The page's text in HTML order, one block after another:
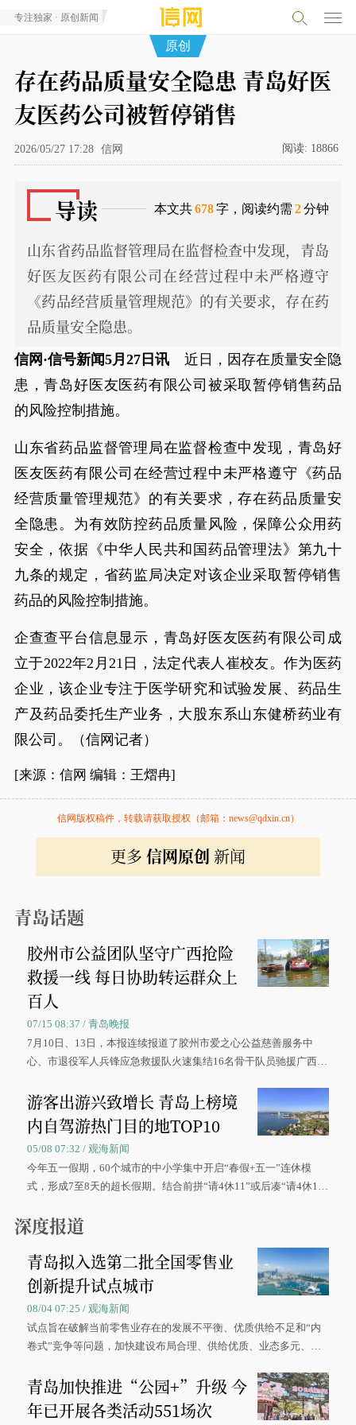
专注独家 · 原创新闻
原创
存在药品质量安全隐患 青岛好医
友医药公司被暂停销售
2026/05/27 17:28 信网 阅读: 18866
导读 本文共678字，阅读约需 2分钟
山东省药品监督管理局在监督检查中发现，青岛
好医友医药有限公司在经营过程中未严格遵守
《药品经营质量管理规范》的有关要求，存在药
品质量安全隐患。
信网·信号新闻5月27日讯 近日，因存在质量安全隐
患，青岛好医友医药有限公司被采取暂停销售药品
的风险控制措施。
山东省药品监督管理局在监督检查中发现，青岛好
医友医药有限公司在经营过程中未严格遵守《药品
经营质量管理规范》的有关要求，存在药品质量安
全隐患。为有效防控药品质量风险，保障公众用药
安全，依据《中华人民共和国药品管理法》第九十
九条的规定，省药监局决定对该企业采取暂停销售
药品的风险控制措施。
企查查平台信息显示，青岛好医友医药有限公司成
立于2022年2月21日，法定代表人崔校友。作为医药
企业，该企业专注于医学研究和试验发展、药品生
产及药品委托生产业务，大股东系山东健桥药业有
限公司。（信网记者）
[来源：信网 编辑：王熠冉]
信网版权稿件，转载请获取授权（邮箱：news@qdxin.cn）
更多 信网原创 新闻
青岛话题
胶州市公益团队坚守广西抢险
救援一线 每日协助转运群众上
百人
07/15 08:37 / 青岛晚报
7月10日、13日，本报连续报道了胶州市爱之心公益慈善服务中
心、市退役军人兵锋应急救援队火速集结16名骨干队员驰援广西灾
游客出游兴致增长 青岛上榜境
内自驾游热门目的地TOP10
05/08 07:32 / 观海新闻
今年五一假期，60个城市的中小学集中开启“春假+五一”连休模
式，形成7至8天的超长假期。结合前拼“请4休11”或后凑“请4休1
深度报道
青岛拟入选第二批全国零售业
创新提升试点城市
08/04 07:25 / 观海新闻
试点旨在破解当前零售业存在的发展不平衡、优质供给不足和“内
卷式”竞争等问题，加快建设布局合理、供给优质、业态多元、智
青岛加快推进“公园+”升级 今
年已开展各类活动551场次